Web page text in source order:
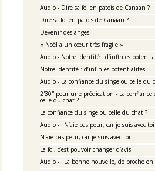
Audio - Dire sa foi en patois de Canaan ?
Dire sa foi en patois de Canaan ?
Devenir des anges
« Noël a un cœur très fragile »
Audio - Notre identité : d’infinies
Notre identité : d’infinies potentialités
Audio - La confiance du singe ou celle du
2'30'' pour une prédication - La confiance
celle du chat ?
La confiance du singe ou celle du chat ?
Audio - "N’aie pas peur, car je suis avec
N’aie pas peur, car je suis avec toi
La foi, c’est pouvoir changer d’avis
Audio - "La bonne nouvelle, de proche